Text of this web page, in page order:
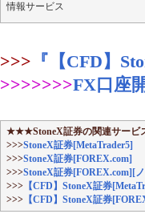
情報サービス
>>> 『【CFD】
>>>>>>>FX口座
★★★StoneX証券の関連サービ
>>>StoneX証券[MetaTrader5]
>>>StoneX証券[FOREX.com]
>>>StoneX証券[FOREX.com][
>>> 【CFD】StoneX証券
>>> 【CFD】StoneX証券